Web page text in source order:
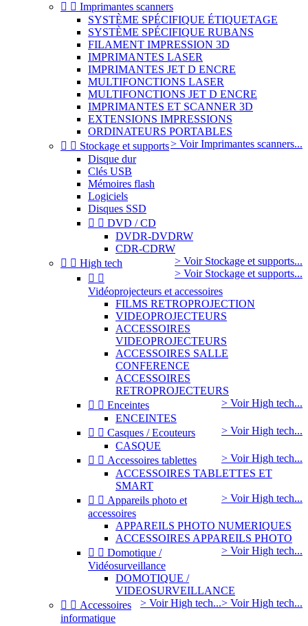
  Imprimantes scanners
SYSTÈME SPÉCIFIQUE ÉTIQUETAGE
SYSTÈME SPÉCIFIQUE RUBANS
FILAMENT IMPRESSION 3D
IMPRIMANTES LASER
IMPRIMANTES JET D ENCRE
MULTIFONCTIONS LASER
MULTIFONCTIONS JET D ENCRE
IMPRIMANTES ET SCANNER 3D
EXTENSIONS IMPRESSIONS
ORDINATEURS PORTABLES
> Voir Imprimantes scanners...
  Stockage et supports
Disque dur
Clés USB
Mémoires flash
Logiciels
Disques SSD
  DVD / CD
DVDR-DVDRW
CDR-CDRW
> Voir Stockage et supports...
> Voir Stockage et supports...
  High tech
 
Vidéoprojecteurs et accessoires
FILMS RETROPROJECTION
VIDEOPROJECTEURS
ACCESSOIRES
VIDEOPROJECTEURS
ACCESSOIRES SALLE
CONFERENCE
ACCESSOIRES
RETROPROJECTEURS
> Voir High tech...
  Enceintes
ENCEINTES
> Voir High tech...
  Casques / Ecouteurs
CASQUE
> Voir High tech...
  Accessoires tablettes
ACCESSOIRES TABLETTES ET
SMART
> Voir High tech...
  Appareils photo et
accessoires
APPAREILS PHOTO NUMERIQUES
ACCESSOIRES APPAREILS PHOTO
> Voir High tech...
  Domotique /
Vidéosurveillance
DOMOTIQUE /
VIDEOSURVEILLANCE
> Voir High tech...
> Voir High tech...
  Accessoires
informatique